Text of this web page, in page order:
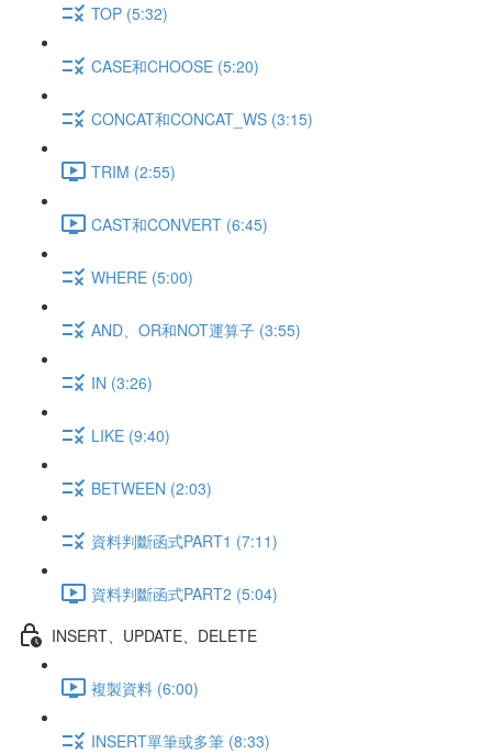
TOP (5:32)
CASE和CHOOSE (5:20)
CONCAT和CONCAT_WS (3:15)
TRIM (2:55)
CAST和CONVERT (6:45)
WHERE (5:00)
AND、OR和NOT運算子 (3:55)
IN (3:26)
LIKE (9:40)
BETWEEN (2:03)
資料判斷函式PART1 (7:11)
資料判斷函式PART2 (5:04)
INSERT、UPDATE、DELETE
複製資料 (6:00)
INSERT單筆或多筆 (8:33)